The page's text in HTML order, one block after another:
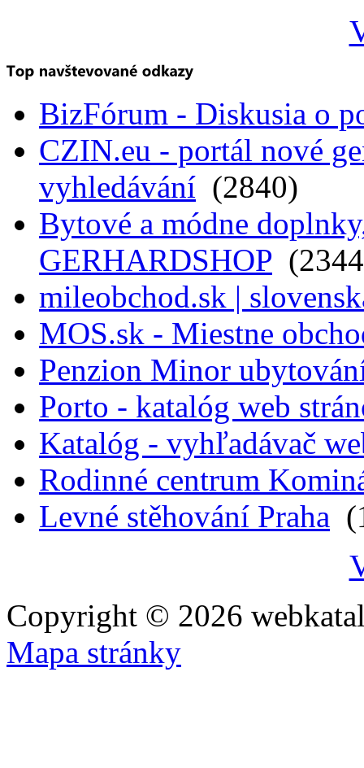
BizFórum - Diskusia o
CZIN.eu - portál nové
vyhledávání (2840)
Bytové a módne
GERHARDSHOP
mileobchod.sk |
MOS.sk - Miestne
Penzion Minor
Porto - katalóg web
Katalóg - vyhľadávač
Rodinné centrum
Levné stěhování Praha
Copyright © 2026
Mapa stránky